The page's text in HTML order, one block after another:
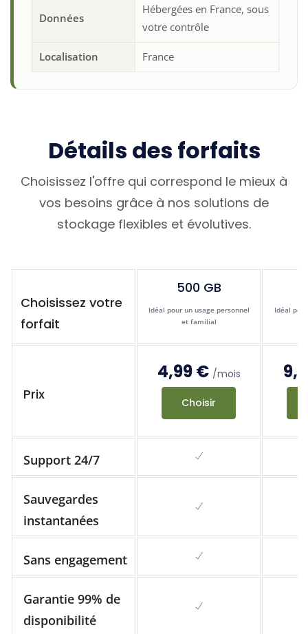
Données
Hébergées en France, sous
votre contrôle
Localisation France
Détails des forfaits
Choisissez l'offre qui correspond le mieux à
vos besoins grâce à nos solutions de
stockage flexibles et évolutives.
Choisissez votre
forfait
500 GB
Idéal pour un usage personnel
et familial
Idéal
Prix
4,99 € /mois
Choisir
Support 24/7
Sauvegardes
instantanées
Sans engagement
Garantie 99% de
disponibilité